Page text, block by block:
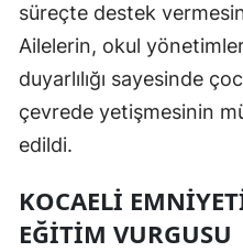
süreçte destek
Ailelerin, okul
duyarlılığı sayesinde
çevrede yetişmesinin
edildi.
KOCAELI
EĞITIM VURGUSU